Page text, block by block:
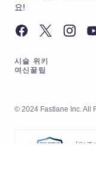
요!
시술 위키
여신꿀팁
© 2024 Fastlane Inc. All
[인증